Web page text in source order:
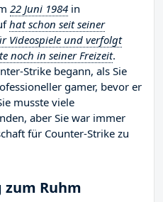
22 Juni 1984 in
hat schon seit seiner
Videospiele und verfolgt
noch in seiner Freizeit.
Strike begann, als Sie
gamer, bevor er
musste viele
aber Sie war immer
für Counter-Strike zu
Ruhm